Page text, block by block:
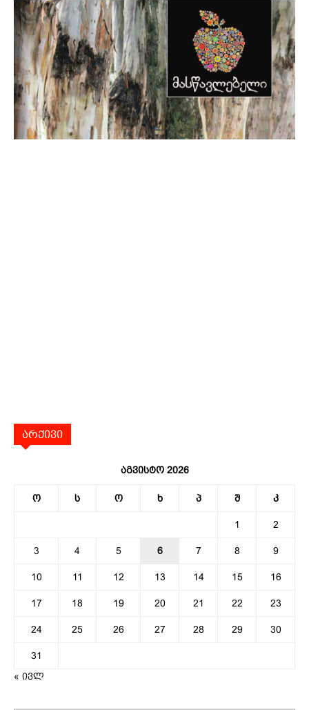
არქივი
აგვისტო 2026
ო ს ო ხ პ შ კ
1 2
3 4 5 6 7 8 9
10 11 12 13 14 15 16
17 18 19 20 21 22 23
24 25 26 27 28 29 30
31
« ივლ